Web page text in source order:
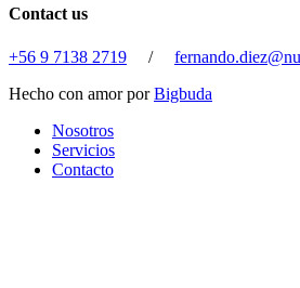
Contact us
+56 9 7138 2719 /
Hecho con amor porBigbuda
Close
Menu
Nosotros
Servicios
Contacto